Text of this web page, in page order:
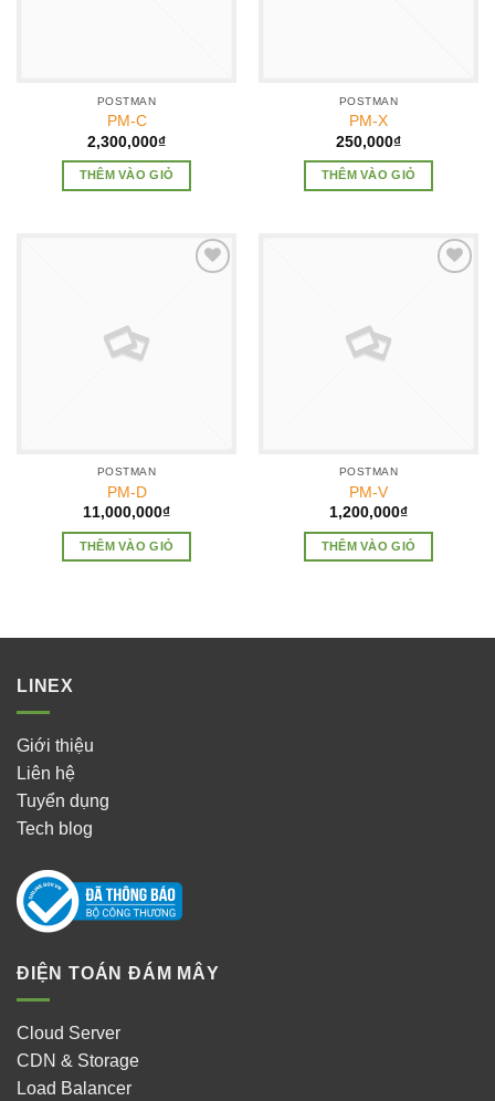
POSTMAN
PM-C
2,300,000₫
THÊM VÀO GIỎ
POSTMAN
PM-X
250,000₫
THÊM VÀO GIỎ
POSTMAN
PM-D
11,000,000₫
THÊM VÀO GIỎ
POSTMAN
PM-V
1,200,000₫
THÊM VÀO GIỎ
LINEX
Giới thiệu
Liên hệ
Tuyển dụng
Tech blog
ĐIỆN TOÁN ĐÁM MÂY
Cloud Server
CDN & Storage
Load Balancer